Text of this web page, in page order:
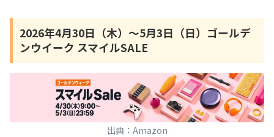
2026年4月30日（木）〜5月3日（日）ゴールデ
ンウイーク スマイルSALE
出典：Amazon